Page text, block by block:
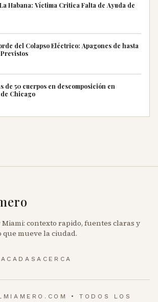
Habana: Víctima Critica Falta de Ayuda de
del Colapso Eléctrico: Apagones de hasta
de 50 cuerpos en descomposición en
Chicago
Miami: contexto rapido, fuentes claras y
mueve la ciudad.
ACERCA
• TODOS LOS